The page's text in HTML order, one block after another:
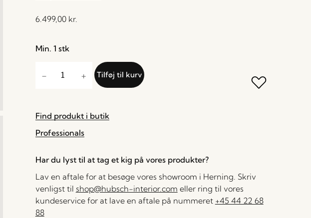
6.499,00 kr.
Min. 1 stk
Tilføj til kurv
Find produkt i butik
Professionals
Har du lyst til at tag et kig på vores produkter?
Lav en aftale for at besøge vores showroom i Herning. Skriv
venligst til shop@hubsch-interior.com eller ring til vores
kundeservice for at lave en aftale på nummeret +45 44 22 68
88